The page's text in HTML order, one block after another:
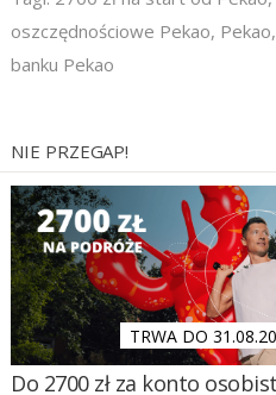
oszczędnościowe Pekao, Pekao,
banku Pekao
NIE PRZEGAP!
TRWA DO
Do 2700 zł za konto